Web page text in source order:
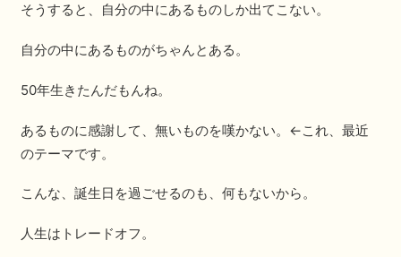
そうすると、自分の中にあるものしか出てこない。
自分の中にあるものがちゃんとある。
50年生きたんだもんね。
あるものに感謝して、無いものを嘆かない。←これ、最近
のテーマです。
こんな、誕生日を過ごせるのも、何もないから。
人生はトレードオフ。